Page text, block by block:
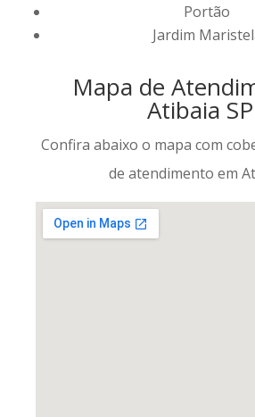
Portão
Jardim
Mapa de
Atibaia SP
Confira abaixo o mapa com
de atendimento em